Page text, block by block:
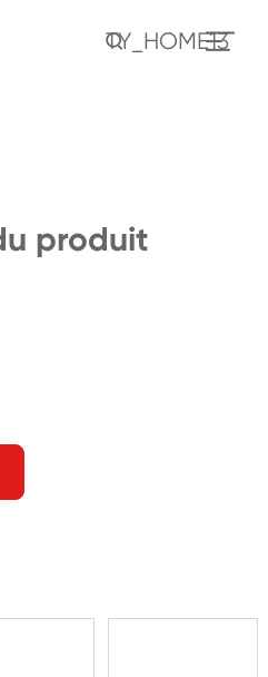
TY_HOME13
produit